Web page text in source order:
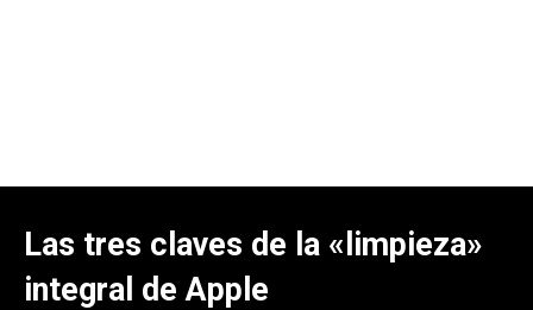
Las tres claves de la «limpieza»
integral de Apple